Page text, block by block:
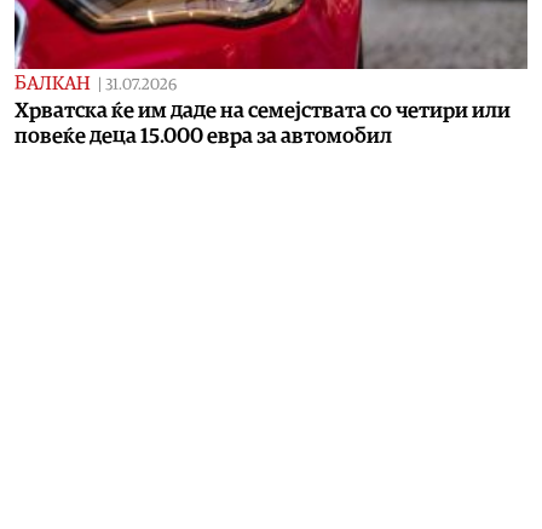
БАЛКАН 31.07.2026
Хрватска ќе им даде на семејствата со четири или
повеќе деца 15.000 евра за автомобил